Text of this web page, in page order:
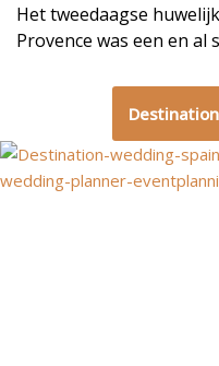
Het tweedaagse
Provence was een en al